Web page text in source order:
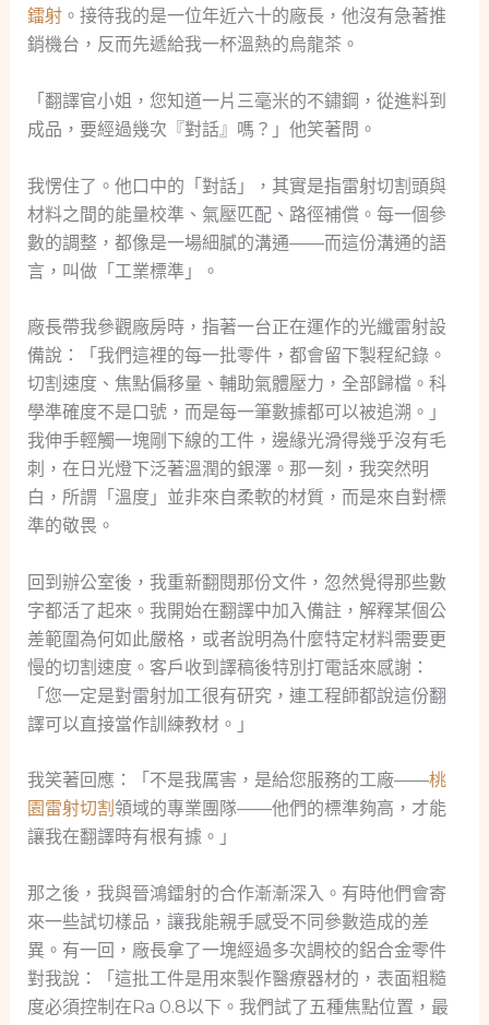
鐳射。接待我的是一位年近六十的廠長，他沒有急著推
銷機台，反而先遞給我一杯溫熱的烏龍茶。
「翻譯官小姐，您知道一片三毫米的不鏽鋼，從進料到
成品，要經過幾次『對話』嗎？」他笑著問。
我愣住了。他口中的「對話」，其實是指雷射切割頭與
材料之間的能量校準、氣壓匹配、路徑補償。每一個參
數的調整，都像是一場細膩的溝通——而這份溝通的語
言，叫做「工業標準」。
廠長帶我參觀廠房時，指著一台正在運作的光纖雷射設
備說：「我們這裡的每一批零件，都會留下製程紀錄。
切割速度、焦點偏移量、輔助氣體壓力，全部歸檔。科
學準確度不是口號，而是每一筆數據都可以被追溯。」
我伸手輕觸一塊剛下線的工件，邊緣光滑得幾乎沒有毛
刺，在日光燈下泛著溫潤的銀澤。那一刻，我突然明
白，所謂「溫度」並非來自柔軟的材質，而是來自對標
準的敬畏。
回到辦公室後，我重新翻閱那份文件，忽然覺得那些數
字都活了起來。我開始在翻譯中加入備註，解釋某個公
差範圍為何如此嚴格，或者說明為什麼特定材料需要更
慢的切割速度。客戶收到譯稿後特別打電話來感謝：
「您一定是對雷射加工很有研究，連工程師都說這份翻
譯可以直接當作訓練教材。」
我笑著回應：「不是我厲害，是給您服務的工廠——桃
園雷射切割 領域的專業團隊——他們的標準夠高，才能
讓我在翻譯時有根有據。」
那之後，我與晉鴻鐳射的合作漸漸深入。有時他們會寄
來一些試切樣品，讓我能親手感受不同參數造成的差
異。有一回，廠長拿了一塊經過多次調校的鋁合金零件
對我說：「這批工件是用來製作醫療器材的，表面粗糙
度必須控制在Ra 0.8以下。我們試了五種焦點位置，最